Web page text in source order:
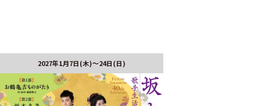
2027年1月7日(木)～24日(日)